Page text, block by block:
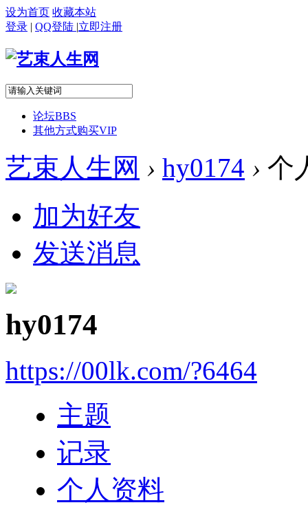
设为首页 收藏本站
登录 | QQ登陆 |立即注册
论坛BBS
其他方式购买VIP
艺束人生网 › hy0174 › 个
加为好友
发送消息
hy0174
https://00lk.com/?6464
主题
记录
个人资料